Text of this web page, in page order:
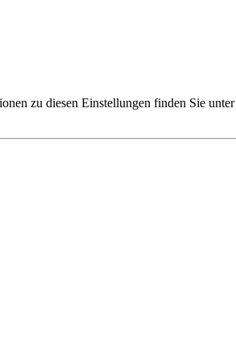
zu diesen Einstellungen finden Sie unter